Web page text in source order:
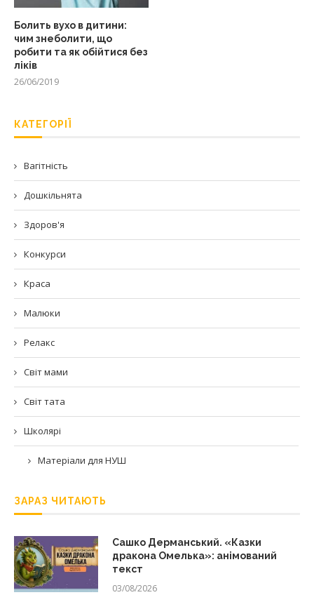
Болить вухо в дитини:
чим знеболити, що
робити та як обійтися без
ліків
26/06/2019
КАТЕГОРІЇ
Вагітність
Дошкільнята
Здоров'я
Конкурси
Краса
Малюки
Релакс
Світ мами
Світ тата
Школярі
Матеріали для НУШ
ЗАРАЗ ЧИТАЮТЬ
Сашко Дерманський. «Казки
дракона Омелька»: анімований
текст
03/08/2026